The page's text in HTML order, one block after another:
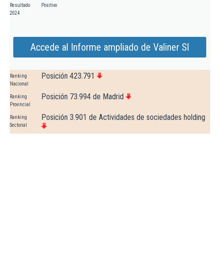
Resultado
2024
Positivo
Accede al Informe ampliado de Valiner Sl
Ranking
Nacional
Posición 423.791
Ranking
Provincial
Posición 73.994 de Madrid
Ranking
Sectorial
Posición 3.901 de Actividades de sociedades holding